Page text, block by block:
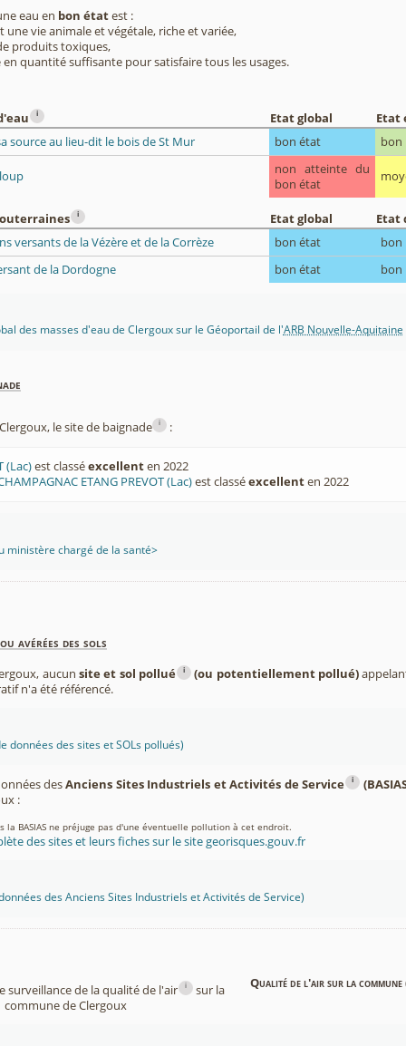
eau en bon étatest :
une vie animale et végétale, riche et variée,
produits toxiques,
quantité suffisante pour satisfaire tous les usages.
i Etat global
Etat
source au lieu-dit le bois de St Mur
bon état bon
non atteinte du
bon état
i Etat global
Etat
versants de la Vézère et de la Corrèze
bon état
bon
de la Dordogne
bon état bon
des masses d'eau de Clergoux sur le Géoportail de l'ARB Nouvelle-Aquitaine
le site de baignade i :
(Lac)est classéexcellenten 2022
ETANG PREVOT (Lac)est classéexcellenten 2022
ministère chargé de la santé>
avérées des sols
aucunsite et sol pollué i (ou potentiellement pollué)
n'a été référencé.
données des sites et SOLs pollués)
desAnciens Sites Industriels et Activités de Service i
:
BASIAS ne préjuge pas d'une éventuelle pollution à cet endroit.
des sites et leurs fiches sur le site georisques.gouv.fr
des Anciens Sites Industriels et Activités de Service)
surveillance de la qualité de l'air i
sur la
commune de Clergoux
Qualité de l'air sur la commune